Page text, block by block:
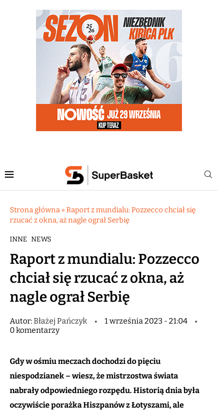
Strona główna »Raport z mundialu: Pozzecco chciał się
rzucać z okna, aż nagle ograł Serbię
INNE NEWS
Raport z mundialu: Pozzecco
chciał się rzucać z okna, aż
nagle ograł Serbię
Autor:Błażej Pańczyk
1 września 2023 - 21:04
0 komentarzy
Gdy w ośmiu meczach dochodzi do pięciu
niespodzianek – wiesz, że mistrzostwa świata
nabrały odpowiedniego rozpędu. Historią dnia była
oczywiście porażka Hiszpanów z Łotyszami, ale